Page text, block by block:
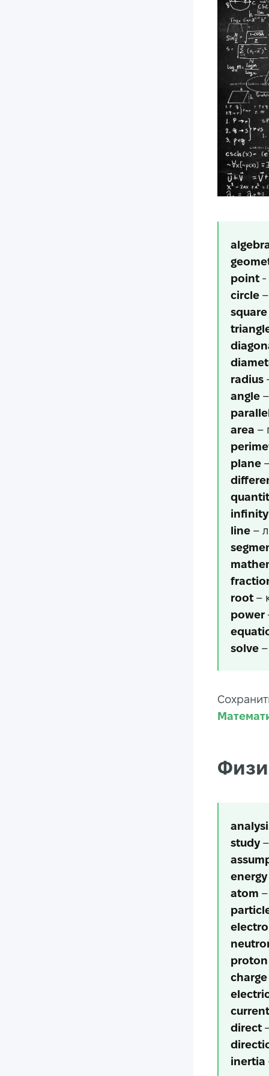
point -
circle
square
radius
angle
area –
plane
infinity
line –
root –
power
solve
study–
energy
atom
proton
charge
current
direct
inertia